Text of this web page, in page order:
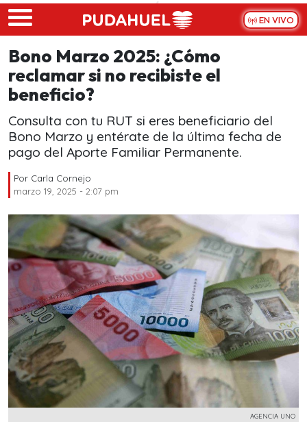
Skip to main content
EN VIVO
Bono Marzo 2025: ¿Cómo
reclamar si no recibiste el
beneficio?
Consulta con tu RUT si eres beneficiario del
Bono Marzo y entérate de la última fecha de
pago del Aporte Familiar Permanente.
Por Carla Cornejo
marzo 19, 2025 - 2:07 pm
AGENCIA UNO